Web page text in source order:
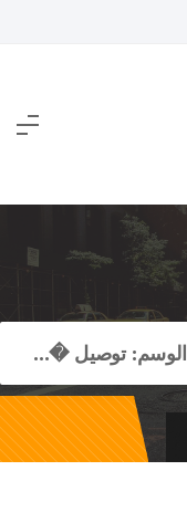
الوسم: توصيل �...